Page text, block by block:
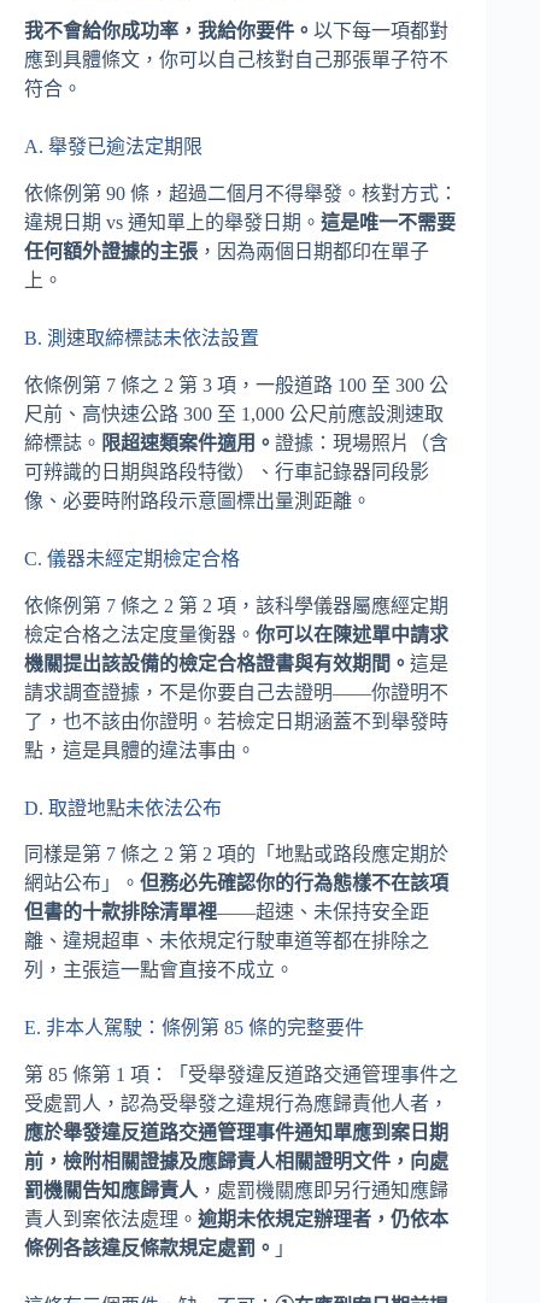
我不會給你成功率，我給你要件。 以下每一項都對
應到具體條文，你可以自己核對自己那張單子符不
符合。
A. 舉發已逾法定期限
依條例第 90 條，超過二個月不得舉發。核對方式：
違規日期 vs 通知單上的舉發日期。 這是唯一不需要
任何額外證據的主張 ，因為兩個日期都印在單子
上。
B. 測速取締標誌未依法設置
依條例第 7 條之 2 第 3 項，一般道路 100 至 300 公
尺前、高快速公路 300 至 1,000 公尺前應設測速取
締標誌。 限超速類案件適用。 證據：現場照片（含
可辨識的日期與路段特徵）、行車記錄器同段影
像、必要時附路段示意圖標出量測距離。
C. 儀器未經定期檢定合格
依條例第 7 條之 2 第 2 項，該科學儀器屬應經定期
檢定合格之法定度量衡器。 你可以在陳述單中請求
機關提出該設備的檢定合格證書與有效期間。 這是
請求調查證據，不是你要自己去證明——你證明不
了，也不該由你證明。若檢定日期涵蓋不到舉發時
點，這是具體的違法事由。
D. 取證地點未依法公布
同樣是第 7 條之 2 第 2 項的「地點或路段應定期於
網站公布」。 但務必先確認你的行為態樣不在該項
但書的十款排除清單裡——超速、未保持安全距
離、違規超車、未依規定行駛車道等都在排除之
列，主張這一點會直接不成立。
E. 非本人駕駛：條例第 85 條的完整要件
第 85 條第 1 項：「受舉發違反道路交通管理事件之
受處罰人，認為受舉發之違規行為應歸責他人者，
應於舉發違反道路交通管理事件通知單應到案日期
前，檢附相關證據及應歸責人相關證明文件，向處
罰機關告知應歸責人 ，處罰機關應即另行通知應歸
責人到案依法處理。 逾期未依規定辦理者，仍依本
條例各該違反條款規定處罰。 」